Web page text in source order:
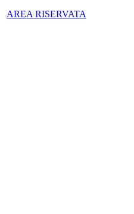
AREA RISERVATA